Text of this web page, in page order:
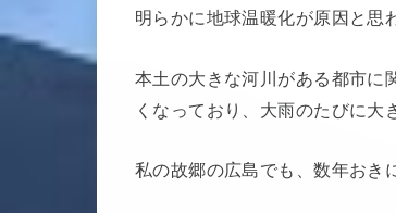
明らかに地球温暖化が原因と思
本土の大きな河川がある都市に
くなっており、大雨のたびに大
私の故郷の広島でも、数年おき